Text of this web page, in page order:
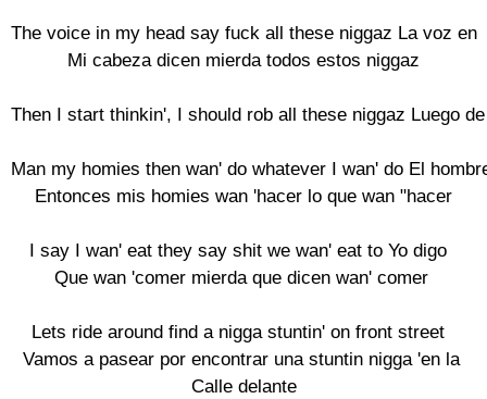
The voice in my head say fuck all these niggaz La voz en
Mi cabeza dicen mierda todos estos niggaz
Then I start thinkin', I should rob all these niggaz Luego
Man my homies then wan' do whatever I wan' do El
Entonces mis homies wan 'hacer lo que wan "hacer
I say I wan' eat they say shit we wan' eat to Yo digo
Que wan 'comer mierda que dicen wan' comer
Lets ride around find a nigga stuntin' on front street
Vamos a pasear por encontrar una stuntin nigga 'en la
Calle delante